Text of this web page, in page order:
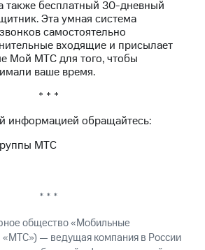
также бесплатный 30-дневный
Эта умная система
самостоятельно
входящие и присылает
Мой МТС для того, чтобы
ваше время.
* * *
информацией обращайтесь:
МТС
* * *
общество «Мобильные
— ведущая компания в России